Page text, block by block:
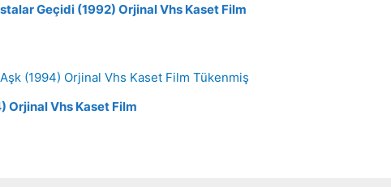
Geçidi (1992) Orjinal Vhs Kaset Film
Tükenmiş
Orjinal Vhs Kaset Film